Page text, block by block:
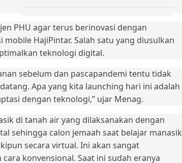
PHU agar terus berinovasi dengan
HajiPintar. Salah satu yang diusulkan
teknologi digital.
sebelum dan pascapandemi tentu tidak
Apa yang kita launching hari ini adalah
dengan teknologi,” ujar Menag.
di tanah air yang dilaksanakan dengan
sehingga calon jemaah saat belajar manasik
secara virtual. Ini akan sangat
konvensional. Saat ini sudah eranya